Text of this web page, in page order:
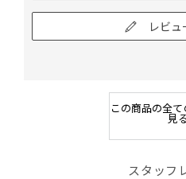
レビュ
この商品の全
見る
スタッフ